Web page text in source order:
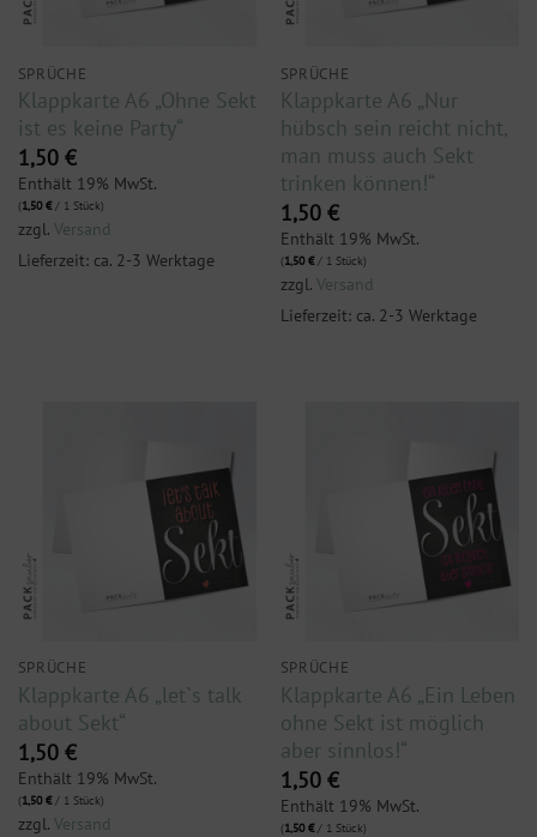
SPRÜCHE
Klappkarte A6 „Ohne Sekt
ist es keine Party“
1,50 €
Enthält 19% MwSt.
(1,50€/ 1 Stück)
zzgl. Versand
Lieferzeit: ca. 2-3 Werktage
SPRÜCHE
Klappkarte A6 „Nur
hübsch sein reicht nicht,
man muss auch Sekt
trinken können!“
1,50 €
Enthält 19% MwSt.
(1,50€/ 1 Stück)
zzgl. Versand
Lieferzeit: ca. 2-3 Werktage
SPRÜCHE
Klappkarte A6 „let`s talk
about Sekt“
1,50 €
Enthält 19% MwSt.
(1,50€/ 1 Stück)
zzgl. Versand
SPRÜCHE
Klappkarte A6 „Ein Leben
ohne Sekt ist möglich
aber sinnlos!“
1,50 €
Enthält 19% MwSt.
(1,50€/ 1 Stück)